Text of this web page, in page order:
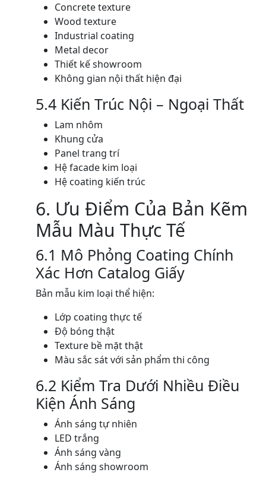
Concrete texture
Wood texture
Industrial coating
Metal decor
Thiết kế showroom
Không gian nội thất hiện đại
5.4 Kiến Trúc Nội – Ngoại Thất
Lam nhôm
Khung cửa
Panel trang trí
Hệ facade kim loại
Hệ coating kiến trúc
6. Ưu Điểm Của Bản Kẽm
Mẫu Màu Thực Tế
6.1 Mô Phỏng Coating Chính
Xác Hơn Catalog Giấy
Bản mẫu kim loại thể hiện:
Lớp coating thực tế
Độ bóng thật
Texture bề mặt thật
Màu sắc sát với sản phẩm thi công
6.2 Kiểm Tra Dưới Nhiều Điều
Kiện Ánh Sáng
Ánh sáng tự nhiên
LED trắng
Ánh sáng vàng
Ánh sáng showroom